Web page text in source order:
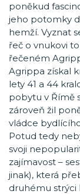
poněkud
jeho potomky
hemží. Vyznat
řeč o vnukovi
řečeném
Agrippa získal
lety 41 a 44
pobytu v Římě
zároveň žil
vládce
Potud tedy
svoji
zajímavost –
jinak), která
druhému strýci